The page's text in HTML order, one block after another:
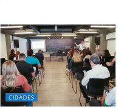
CIDADES